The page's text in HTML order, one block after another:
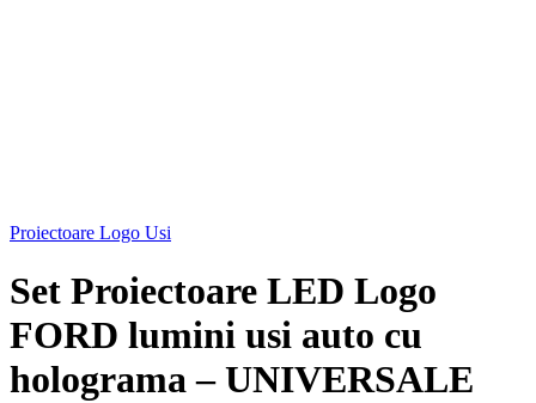
Proiectoare Logo Usi
Set Proiectoare LED Logo
FORD lumini usi auto cu
holograma – UNIVERSALE